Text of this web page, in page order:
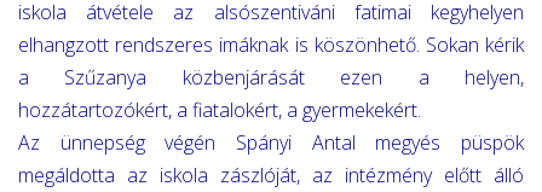
iskola átvétele az alsószentiváni fatimai kegyhelyen
elhangzott rendszeres imáknak is köszönhető. Sokan kérik
a Szűzanya közbenjárását ezen a helyen,
hozzátartozókért, a fiatalokért, a gyermekekért.
Az ünnepség végén Spányi Antal megyés püspök
megáldotta az iskola zászlóját, az intézmény előtt álló